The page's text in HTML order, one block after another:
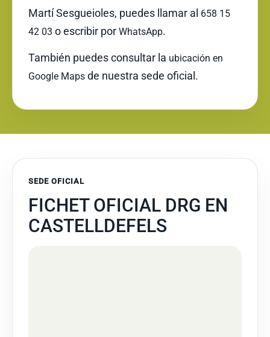
Martí Sesgueioles, puedes llamar al 658 15
42 03 o escribir por WhatsApp.
También puedes consultar la ubicación en
Google Maps de nuestra sede oficial.
SEDE OFICIAL
FICHET OFICIAL DRG EN
CASTELLDEFELS